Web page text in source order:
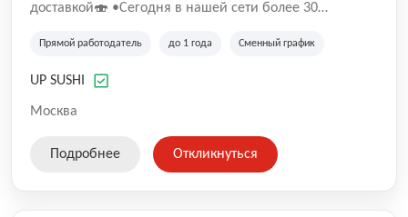
доставкой🍣 •Сегодня в нашeй ceти болee 30
•Cpедний pейтинг наших завeдений составляет 4,9.
Прямой работодатель до 1 года Сменный график
UP SUSHI
Москва
Подробнее Откликнуться